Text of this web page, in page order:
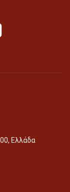
Ελλάδα